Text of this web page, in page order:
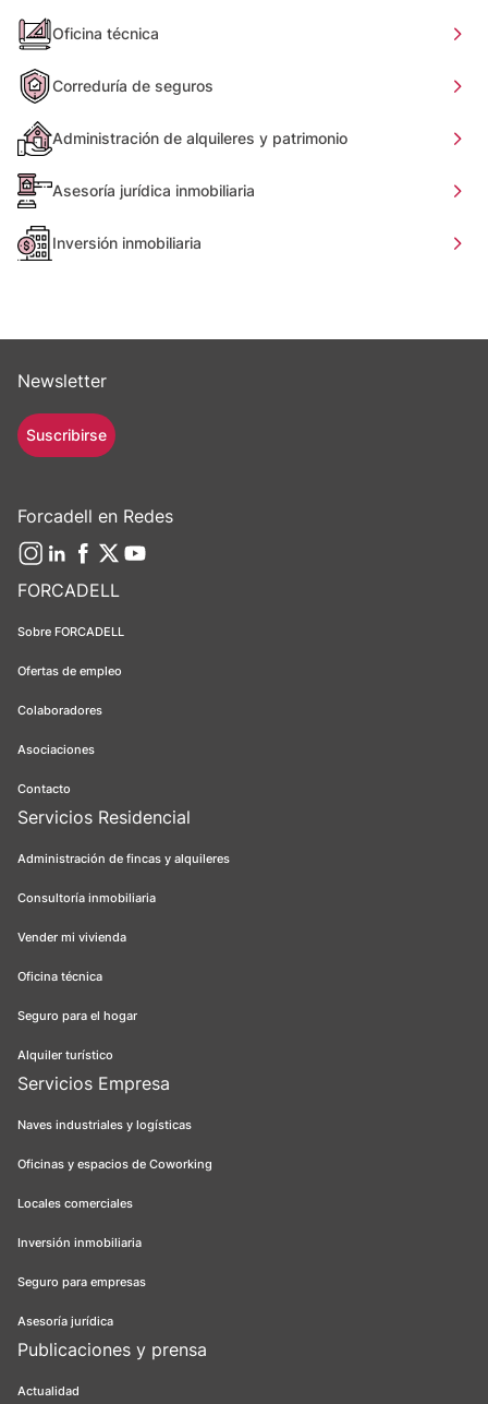
Oficina técnica
Correduría de seguros
Administración de alquileres y patrimonio
Asesoría jurídica inmobiliaria
Inversión inmobiliaria
FORCADELL
Sobre FORCADELL
Ofertas de empleo
Colaboradores
Asociaciones
Contacto
Servicios Residencial
Administración de fincas y alquileres
Consultoría inmobiliaria
Vender mi vivienda
Oficina técnica
Seguro para el hogar
Alquiler turístico
Servicios Empresa
Naves industriales y logísticas
Oficinas y espacios de Coworking
Locales comerciales
Inversión inmobiliaria
Seguro para empresas
Asesoría jurídica
Publicaciones y prensa
Actualidad
Newsletter
Suscribirse
Forcadell en Redes